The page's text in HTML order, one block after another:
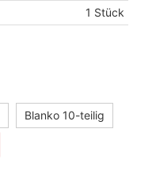
1 Stück
Blanko 10-teilig